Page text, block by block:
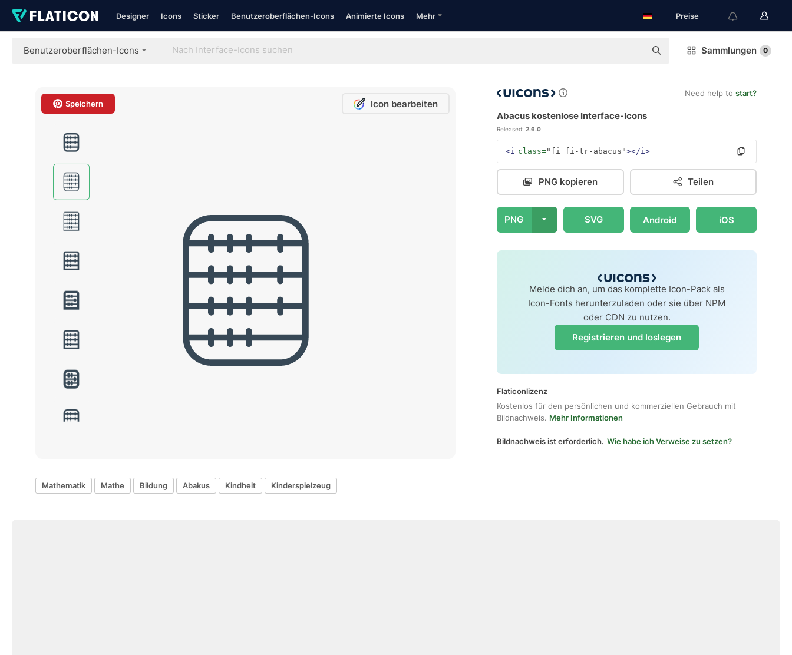
Designer Icons Sticker Benutzeroberflächen-Icons Animierte Icons Mehr Preise
Benutzeroberflächen-Icons Sammlungen 0
Speichern Icon bearbeiten
Need help to start?
Abacus kostenlose Interface-Icons
Released: 2.6.0
<i class="fi fi-tr-abacus"></i>
PNG kopieren Teilen
PNG SVG Android iOS
Melde dich an, um das komplette Icon-Pack als
Icon-Fonts herunterzuladen oder sie über NPM
oder CDN zu nutzen.
Registrieren und loslegen
Flaticonlizenz
Kostenlos für den persönlichen und kommerziellen Gebrauch mit
Bildnachweis. Mehr Informationen
Bildnachweis ist erforderlich. Wie habe ich Verweise zu setzen?
Mathematik Mathe Bildung Abakus Kindheit Kinderspielzeug